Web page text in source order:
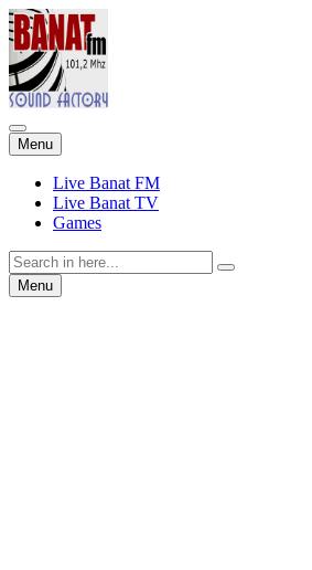
Menu Skip
to
content
Live Banat FM
Live Banat TV
Games
Search
for:Menu Skip
to